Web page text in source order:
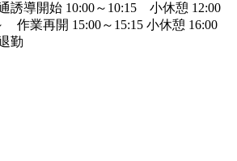
誘導開始 10:00～10:15 小休憩 12:00
作業再開 15:00～15:15 小休憩 16:00
勤